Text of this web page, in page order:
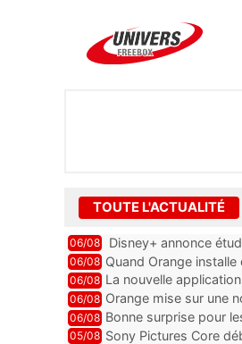
TOUTE L'ACTUALITÉ
06/08 Disney+ annonce
06/08 Quand Orange
06/08 La nouvelle
abonnés Freebox,
06/08 Orange mise sur une
06/08 Bonne surprise pour
inclus
05/08 Sony Pictures Core